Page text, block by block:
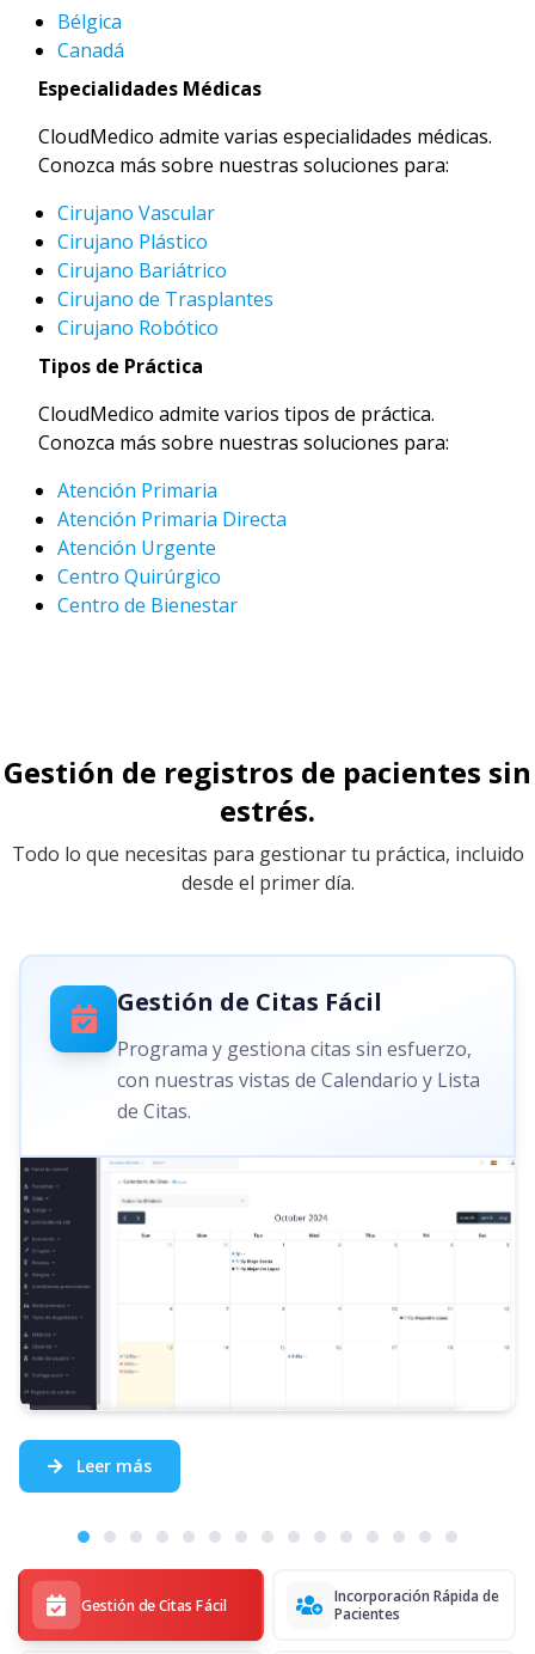
Bélgica
Canadá
Especialidades Médicas
CloudMedico admite varias especialidades médicas.
Conozca más sobre nuestras soluciones para:
Cirujano Vascular
Cirujano Plástico
Cirujano Bariátrico
Cirujano de Trasplantes
Cirujano Robótico
Tipos de Práctica
CloudMedico admite varios tipos de práctica.
Conozca más sobre nuestras soluciones para:
Atención Primaria
Atención Primaria Directa
Atención Urgente
Centro Quirúrgico
Centro de Bienestar
Gestión de registros de pacientes sin
estrés.
Todo lo que necesitas para gestionar tu práctica, incluido
desde el primer día.
Gestión de Citas Fácil
Incorporación Rápida de
Pacientes
Gestión de Citas Fácil
Programa y gestiona citas sin esfuerzo,
con nuestras vistas de Calendario y Lista
de Citas.
Leer más